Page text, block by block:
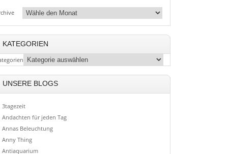
KATEGORIEN
UNSERE BLOGS
3tagezeit
Andachten für jeden Tag
Annas Beleuchtung
Anny Thing
Antiaquarium